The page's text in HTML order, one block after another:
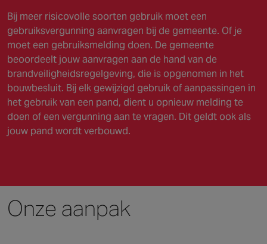
Bij meer risicovolle soorten gebruik moet een
gebruiksvergunning aanvragen bij de gemeente. Of je
moet een gebruiksmelding doen. De gemeente
beoordeelt jouw aanvragen aan de hand van de
brandveiligheidsregelgeving, die is opgenomen in het
bouwbesluit. Bij elk gewijzigd gebruik of aanpassingen in
het gebruik van een pand, dient u opnieuw melding te
doen of een vergunning aan te vragen. Dit geldt ook als
jouw pand wordt verbouwd.
Onze aanpak